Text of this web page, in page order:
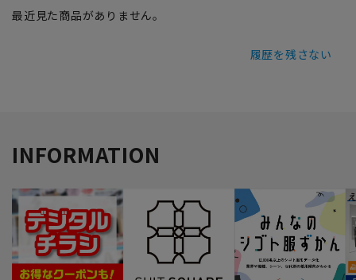
最近見た商品がありません。
履歴を残さない
INFORMATION